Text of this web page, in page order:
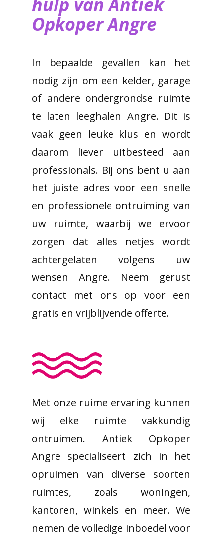
Opkoper Angre
In bepaalde gevallen kan het
nodig zijn om een kelder, garage
of andere ondergrondse ruimte
te laten leeghalen Angre. Dit is
vaak geen leuke klus en wordt
daarom liever uitbesteed aan
professionals. Bij ons bent u aan
het juiste adres voor een snelle
en professionele ontruiming van
uw ruimte, waarbij we ervoor
zorgen dat alles netjes wordt
achtergelaten volgens uw
wensen Angre. Neem gerust
contact met ons op voor een
gratis en vrijblijvende offerte.
Met onze ruime ervaring kunnen
wij elke ruimte vakkundig
ontruimen. Antiek Opkoper
Angre specialiseert zich in het
opruimen van diverse soorten
ruimtes, zoals woningen,
kantoren, winkels en meer. We
nemen de volledige inboedel voor